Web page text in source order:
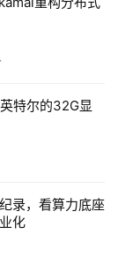
特尔的32G显
录，看算力底座
化